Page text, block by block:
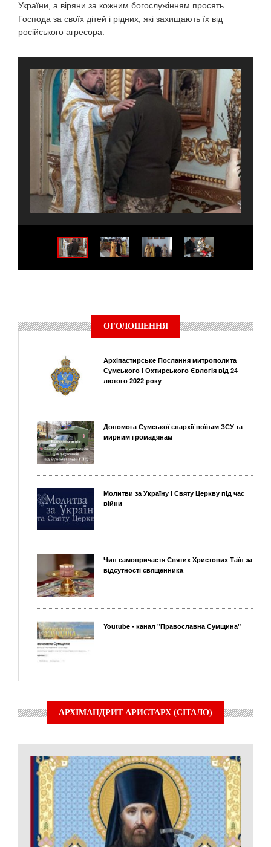
України, а віряни за кожним богослужінням просять
Господа за своїх дітей і рідних, які захищають їх від
російського агресора.
ОГОЛОШЕННЯ
Архіпастирське Послання митрополита
Сумського і Охтирського Євлогія від 24
лютого 2022 року
Допомога Сумської єпархії воїнам ЗСУ та
мирним громадянам
Молитви за Україну і Святу Церкву під час
війни
Чин самопричастя Святих Христових Таїн за
відсутності священника
Youtube - канал "Православна Сумщина"
АРХІМАНДРИТ АРИСТАРХ (СІТАЛО)